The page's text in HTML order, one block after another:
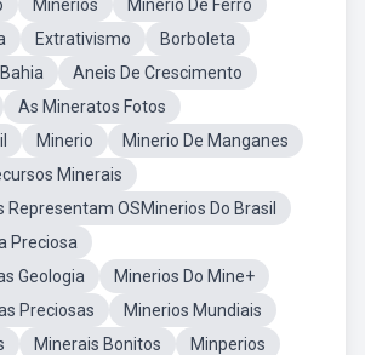
Minerios
Minerio De Ferro
Extrativismo
Borboleta
Aneis De Crescimento
As Mineratos Fotos
Minerio
Minerio De Manganes
Minerais
Representam OSMinerios Do Brasil
Preciosa
Geologia
Minerios Do Mine+
Preciosas
Minerios Mundiais
Minerais Bonitos
Minperios